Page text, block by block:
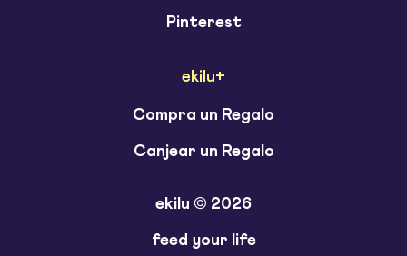
Pinterest
ekilu+
Compra un Regalo
Canjear un Regalo
ekilu © 2026
feed your life